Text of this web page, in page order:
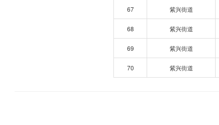
67 紫兴街道
68 紫兴街道
69 紫兴街道
70 紫兴街道